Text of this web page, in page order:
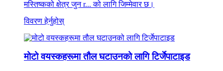
मस्तिष्कको क्षेत्र जुन r... को लागि जिम्मेवार छ।
विवरण हेर्नुहोस्
मोटो वयस्कहरूमा तौल घटाउनको लागि टिर्जेपाटाइड